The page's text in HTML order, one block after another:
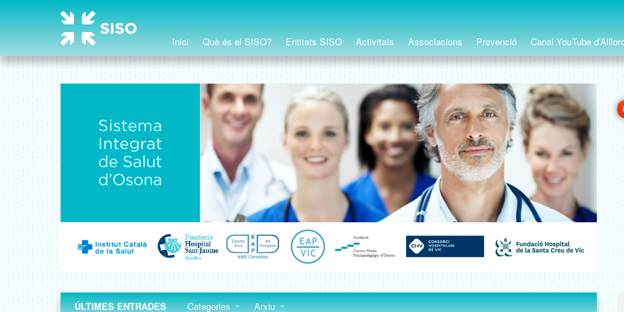
Inici Què és el SISO? Entitats SISO Activitats Associacions Prevenció Canal YouTube
ÚLTIMES ENTRADES Categories Arxiu